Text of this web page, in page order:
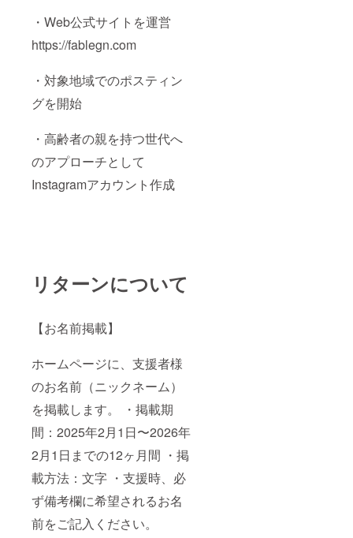
・Web公式サイトを運営
https://fablegn.com
・対象地域でのポスティン
グを開始
・高齢者の親を持つ世代へ
のアプローチとして
Instagramアカウント作成
リターンについて
【お名前掲載】
ホームページに、支援者様
のお名前（ニックネーム）
を掲載します。 ・掲載期
間：2025年2月1日〜2026年
2月1日までの12ヶ月間 ・掲
載方法：文字 ・支援時、必
ず備考欄に希望されるお名
前をご記入ください。